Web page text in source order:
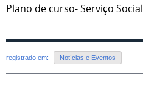
Plano de curso- Serviço Social
registrado em: Notícias e Eventos